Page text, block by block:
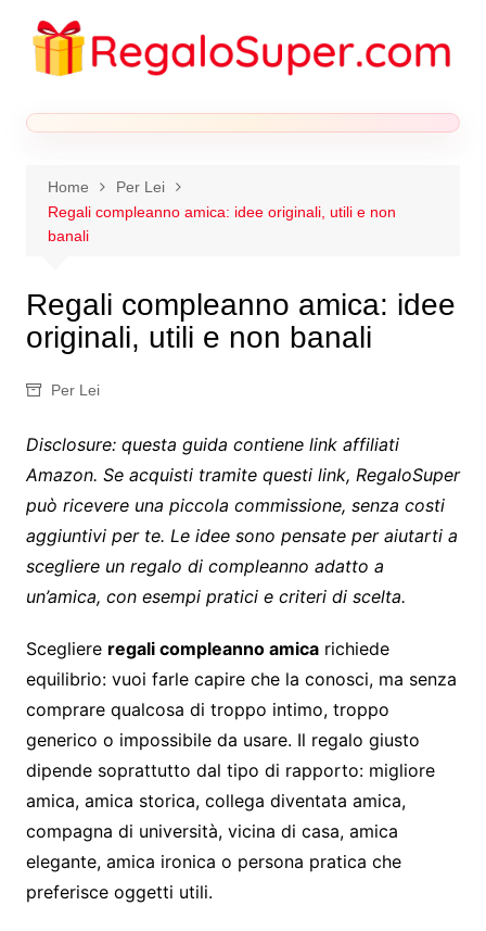
contenuto
Home
Per Lei
Regali compleanno amica: idee originali, utili e non
banali
Regali compleanno amica: idee
originali, utili e non banali
Per Lei
Disclosure: questa guida contiene link affiliati
Amazon. Se acquisti tramite questi link, RegaloSuper
può ricevere una piccola commissione, senza costi
aggiuntivi per te. Le idee sono pensate per aiutarti a
scegliere un regalo di compleanno adatto a
un’amica, con esempi pratici e criteri di scelta.
Scegliere regali compleanno amicarichiede
equilibrio: vuoi farle capire che la conosci, ma senza
comprare qualcosa di troppo intimo, troppo
generico o impossibile da usare. Il regalo giusto
dipende soprattutto dal tipo di rapporto: migliore
amica, amica storica, collega diventata amica,
compagna di università, vicina di casa, amica
elegante, amica ironica o persona pratica che
preferisce oggetti utili.